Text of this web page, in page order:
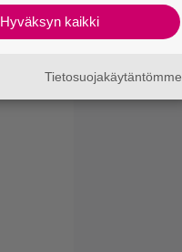
Hyväksyn kaikki
Tietosuojakäytäntömme